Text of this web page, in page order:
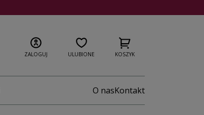
ZALOGUJ ULUBIONE KOSZYK
O nasKontakt